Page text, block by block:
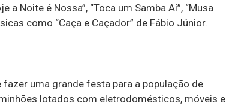
Noite é Nossa”, “Toca um Samba Aí”, “Musa
como “Caça e Caçador” de Fábio Júnior.
fazer uma grande festa para a população de
lotados com eletrodomésticos, móveis e